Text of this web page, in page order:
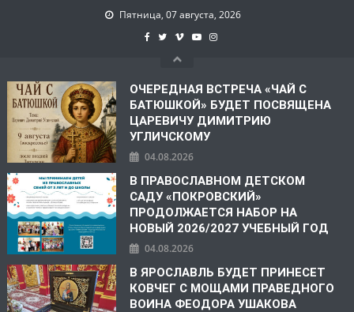
Пятница, 07 августа, 2026
ОЧЕРЕДНАЯ ВСТРЕЧА «ЧАЙ С
БАТЮШКОЙ» БУДЕТ ПОСВЯЩЕНА
ЦАРЕВИЧУ ДИМИТРИЮ
УГЛИЧСКОМУ
04.08.2026
В ПРАВОСЛАВНОМ ДЕТСКОМ
САДУ «ПОКРОВСКИЙ»
ПРОДОЛЖАЕТСЯ НАБОР НА
НОВЫЙ 2026/2027 УЧЕБНЫЙ ГОД
04.08.2026
В ЯРОСЛАВЛЬ БУДЕТ ПРИНЕСЕТ
КОВЧЕГ С МОЩАМИ ПРАВЕДНОГО
ВОИНА ФЕОДОРА УШАКОВА